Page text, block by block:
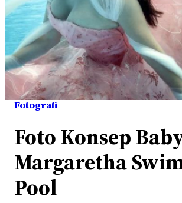
Fotografi
Foto Konsep
Margaretha
Pool